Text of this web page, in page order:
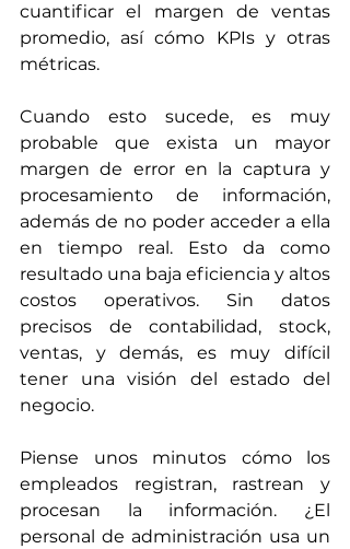
cuantificar el margen de ventas
promedio, así cómo KPIs y otras
métricas.
Cuando esto sucede, es muy
probable que exista un mayor
margen de error en la captura y
procesamiento de información,
además de no poder acceder a ella
en tiempo real. Esto da como
resultado una baja eficiencia y altos
costos operativos. Sin datos
precisos de contabilidad, stock,
ventas, y demás, es muy difícil
tener una visión del estado del
negocio.
Piense unos minutos cómo los
empleados registran, rastrean y
procesan la información. ¿El
personal de administración usa un